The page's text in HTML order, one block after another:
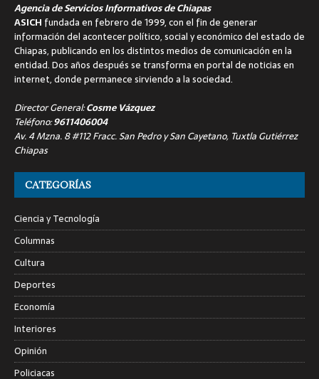
Agencia de Servicios Informativos de Chiapas
ASICH fundada en febrero de 1999, con el fin de generar
información del acontecer político, social y económico del estado de
Chiapas, publicando en los distintos medios de comunicación en la
entidad. Dos años después se transforma en portal de noticias en
internet, donde permanece sirviendo a la sociedad.
Director General:Cosme Vázquez
Teléfono:9611406004
Av. 4 Mzna. 8 #112 Fracc. San Pedro y San Cayetano, Tuxtla Gutiérrez
Chiapas
CATEGORÍAS
Ciencia y Tecnología
Columnas
Cultura
Deportes
Economía
Interiores
Opinión
Policiacas